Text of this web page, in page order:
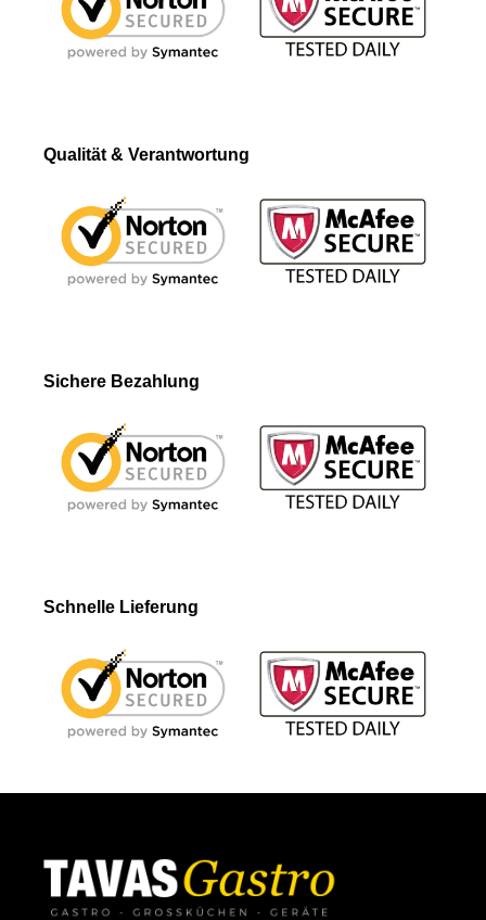
Qualität & Verantwortung
Sichere Bezahlung
Schnelle Lieferung